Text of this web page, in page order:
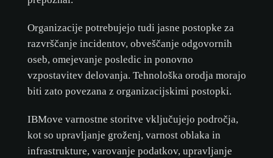
Organizacije potrebujejo tudi jasne postopke za
razvrščanje incidentov, obveščanje odgovornih
oseb, omejevanje posledic in ponovno
vzpostavitev delovanja. Tehnološka orodja morajo
biti zato povezana z organizacijskimi postopki.
IBMove varnostne storitve vključujejo področja,
kot so upravljanje groženj, varnost oblaka in
infrastrukture, varovanje podatkov, upravljanje